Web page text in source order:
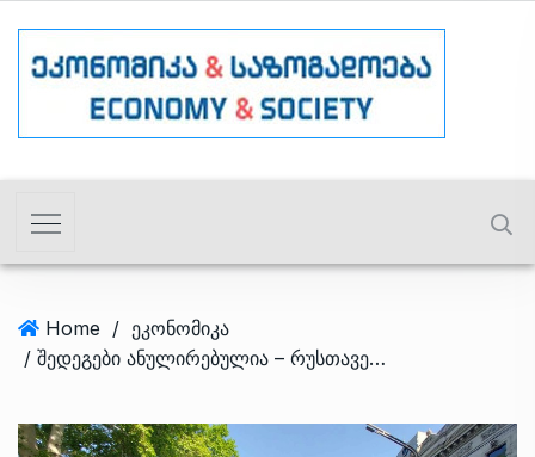
Home / ეკონომიკა
/ შედეგები ანულირებულია – რუსთაველის გამზირის რეაბილიტაციაზე ტენდერები ხელახლა გამოცხადდება